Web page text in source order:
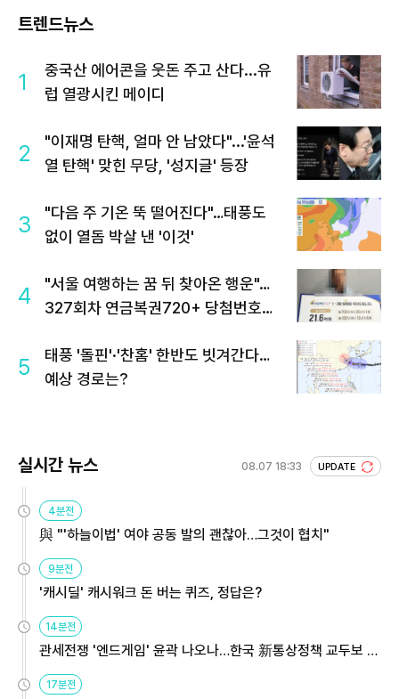
트렌드뉴스
1
중국산 에어콘을 웃돈 주고 산다...유
럽 열광시킨 메이디
2
"이재명 탄핵, 얼마 안 남았다"...'윤석
열 탄핵' 맞힌 무당, '성지글' 등장
3
"다음 주 기온 뚝 떨어진다"…태풍도
없이 열돔 박살 낸 '이것'
4
"서울 여행하는 꿈 뒤 찾아온 행운"…
327회차 연금복권720+ 당첨번호조
5
태풍 '돌핀'·'찬홈' 한반도 빗겨간다…
예상 경로는?
실시간 뉴스 08.07 18:33 UPDATE
4분전
與 "'하늘이법' 여야 공동 발의 괜찮아…그것이 협치"
9분전
'캐시딜' 캐시워크 돈 버는 퀴즈, 정답은?
14분전
관세전쟁 '엔드게임' 윤곽 나오나…한국 新통상정책 교두보 활
용해야
17분전